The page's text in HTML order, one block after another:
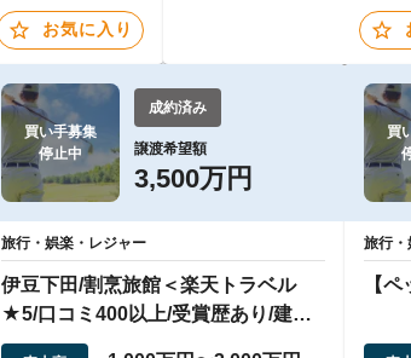
お気に入り
買い手募集
停止中
成約済み
譲渡希望額
3,500万円
旅行・娯楽・レジャー
伊豆下田/割烹旅館＜楽天トラベル
★5/口コミ400以上/受賞歴あり/建物
平成築＞
買
旅行・
【